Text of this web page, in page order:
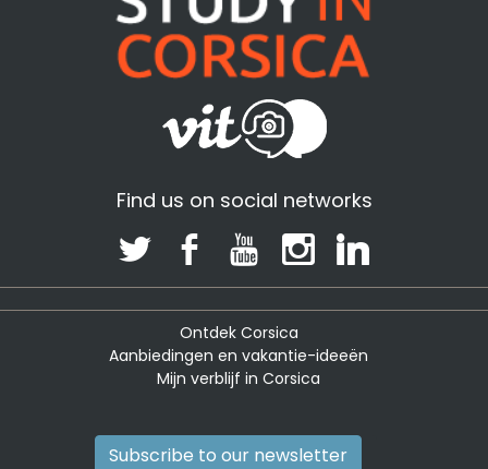
Find us on social networks
Ontdek Corsica
Aanbiedingen en vakantie-ideeën
Mijn verblijf in Corsica
Subscribe to our newsletter